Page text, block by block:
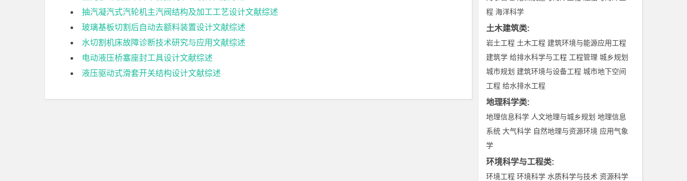
抽汽凝汽式汽轮机主汽阀结构及加工工艺设计文献综述
玻璃基板切割后自动去额料装置设计文献综述
水切割机床故障诊断技术研究与应用文献综述
电动液压桥塞座封工具设计文献综述
液压驱动式滑套开关结构设计文献综述
程 海洋科学
土木建筑类:
岩土工程 土木工程 建筑环境与能源应用工程
建筑学 给排水科学与工程 工程管理 城乡规划
城市规划 建筑环境与设备工程 城市地下空间
工程 给水排水工程
地理科学类:
地理信息科学 人文地理与城乡规划 地理信息
系统 大气科学 自然地理与资源环境 应用气象
学
环境科学与工程类:
环境工程 环境科学 水质科学与技术 资源科学